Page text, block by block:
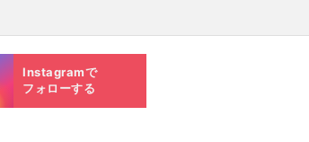
Instagramで
フォローする